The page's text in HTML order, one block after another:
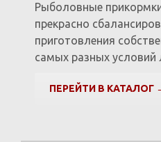
Рыболовные
прекрасно
приготовления
самых разных условий
ПЕРЕЙТИ В КАТАЛОГ